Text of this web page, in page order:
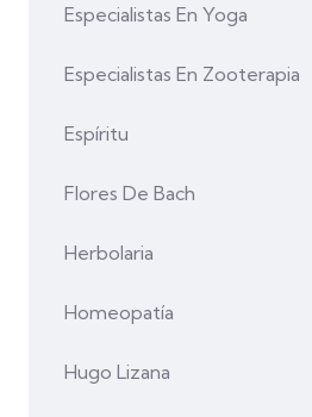
Especialistas En Yoga
Especialistas En Zooterapia
Espíritu
Flores De Bach
Herbolaria
Homeopatía
Hugo Lizana